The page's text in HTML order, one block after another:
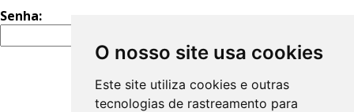
O nosso site usa cookies
Este site utiliza cookies e outras
tecnologias de rastreamento para
Senha: